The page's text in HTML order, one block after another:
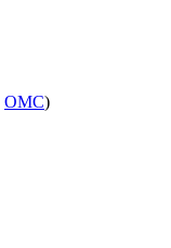
ОМС)